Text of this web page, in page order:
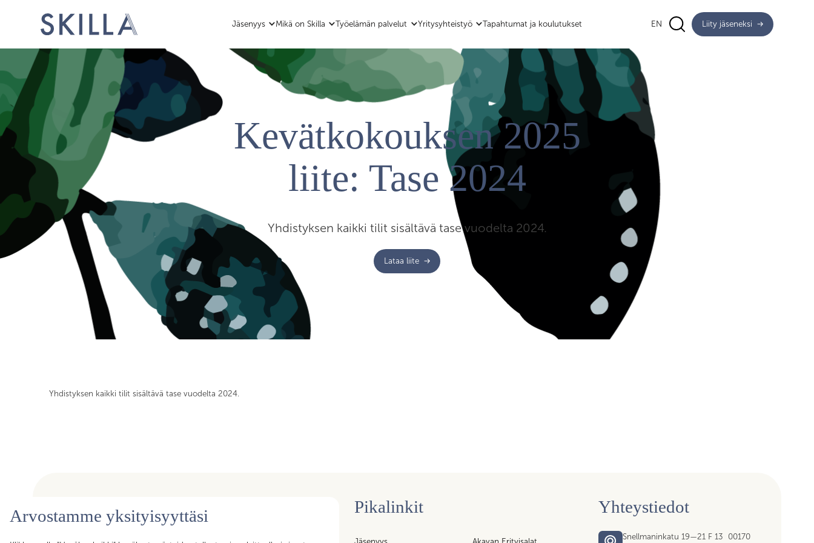
Jäsenyys Mikä on Skilla Työelämän palvelut Yritysyhteistyö Tapahtumat ja koulutukset EN Liity jäseneksi
Kevätkokouksen 2025
liite: Tase 2024
Yhdistyksen kaikki tilit sisältävä tase vuodelta 2024.
Lataa liite
Yhdistyksen kaikki tilit sisältävä tase vuodelta 2024.
Arvostamme yksityisyyttäsi Pikalinkit Yhteystiedot
Snellmaninkatu 19—21 F 13 00170